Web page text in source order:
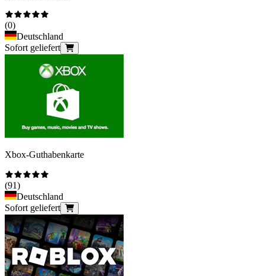
(0)
Deutschland
Sofort geliefert
Xbox-Guthabenkarte
(91)
Deutschland
Sofort geliefert